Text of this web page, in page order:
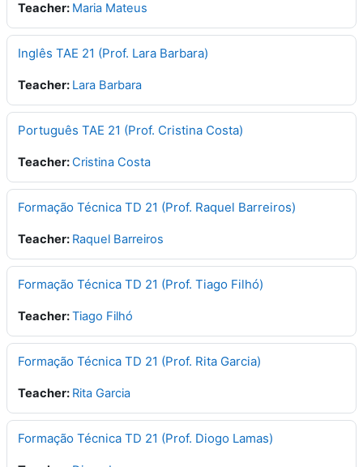
Teacher: Maria Mateus
Inglês TAE 21 (Prof. Lara Barbara)
Teacher: Lara Barbara
Português TAE 21 (Prof. Cristina Costa)
Teacher:Cristina Costa
Formação Técnica TD 21 (Prof. Raquel Barreiros)
Teacher: Raquel Barreiros
Formação Técnica TD 21 (Prof. Tiago Filhó)
Teacher:Tiago Filhó
Formação Técnica TD 21 (Prof. Rita Garcia)
Teacher: Rita Garcia
Formação Técnica TD 21 (Prof. Diogo Lamas)